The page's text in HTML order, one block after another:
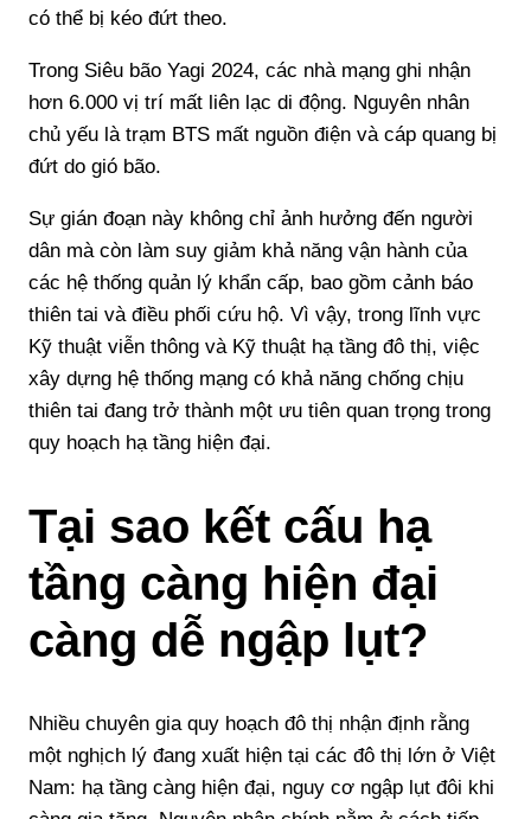
có thể bị kéo đứt theo.
Trong Siêu bão Yagi 2024, các nhà mạng ghi nhận
hơn 6.000 vị trí mất liên lạc di động. Nguyên nhân
chủ yếu là trạm BTS mất nguồn điện và cáp quang bị
đứt do gió bão.
Sự gián đoạn này không chỉ ảnh hưởng đến người
dân mà còn làm suy giảm khả năng vận hành của
các hệ thống quản lý khẩn cấp, bao gồm cảnh báo
thiên tai và điều phối cứu hộ. Vì vậy, trong lĩnh vực
Kỹ thuật viễn thông và Kỹ thuật hạ tầng đô thị, việc
xây dựng hệ thống mạng có khả năng chống chịu
thiên tai đang trở thành một ưu tiên quan trọng trong
quy hoạch hạ tầng hiện đại.
Tại sao kết cấu hạ
tầng càng hiện đại
càng dễ ngập lụt?
Nhiều chuyên gia quy hoạch đô thị nhận định rằng
một nghịch lý đang xuất hiện tại các đô thị lớn ở Việt
Nam: hạ tầng càng hiện đại, nguy cơ ngập lụt đôi khi